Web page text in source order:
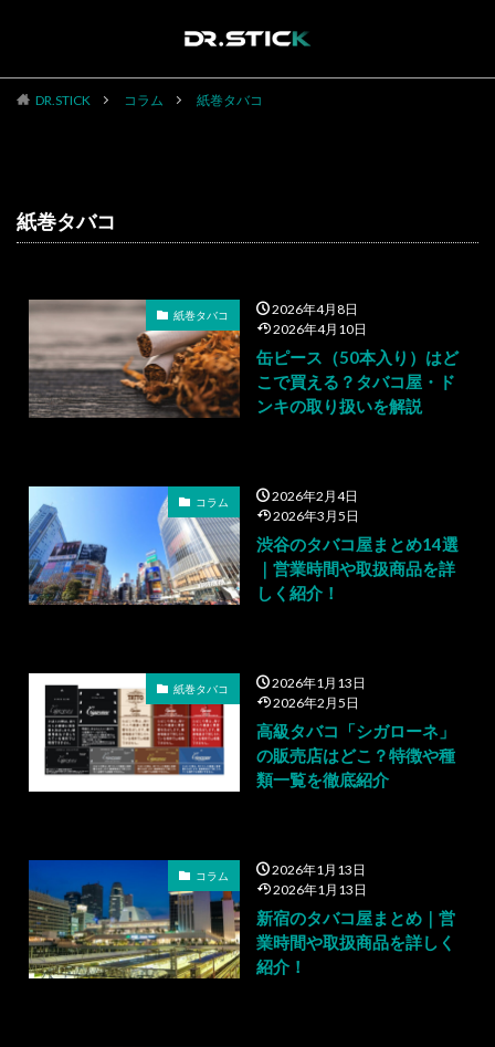
DR.STICK コラム 紙巻タバコ
紙巻タバコ
紙巻タバコ
2026年4月8日
2026年4月10日
缶ピース（50本入り）はど
こで買える？タバコ屋・ド
ンキの取り扱いを解説
コラム
2026年2月4日
2026年3月5日
渋谷のタバコ屋まとめ14選
｜営業時間や取扱商品を詳
しく紹介！
紙巻タバコ
2026年1月13日
2026年2月5日
高級タバコ「シガローネ」
の販売店はどこ？特徴や種
類一覧を徹底紹介
コラム
2026年1月13日
2026年1月13日
新宿のタバコ屋まとめ｜営
業時間や取扱商品を詳しく
紹介！